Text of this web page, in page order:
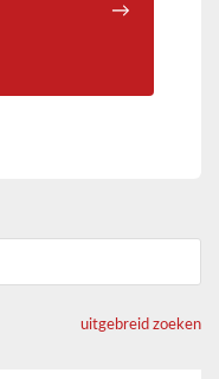
→
uitgebreid zoeken